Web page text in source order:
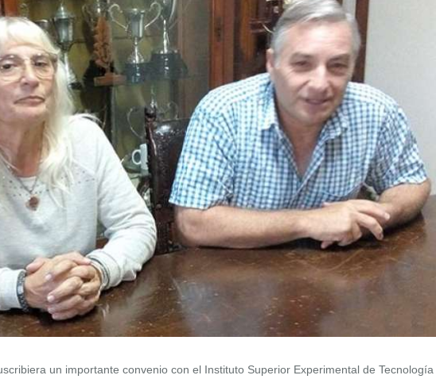
un importante convenio con el Instituto Superior Experimental de Tecnología